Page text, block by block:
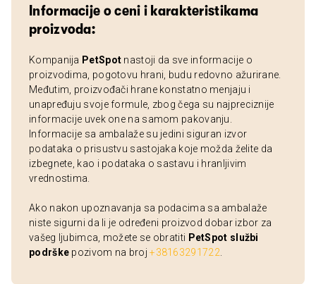
Informacije o ceni i karakteristikama
proizvoda:
Kompanija PetSpot nastoji da sve informacije o
proizvodima, pogotovu hrani, budu redovno ažurirane.
Međutim, proizvođači hrane konstatno menjaju i
unapređuju svoje formule, zbog čega su najpreciznije
informacije uvek one na samom pakovanju.
Informacije sa ambalaže su jedini siguran izvor
podataka o prisustvu sastojaka koje možda želite da
izbegnete, kao i podataka o sastavu i hranljivim
vrednostima.
Ako nakon upoznavanja sa podacima sa ambalaže
niste sigurni da li je određeni proizvod dobar izbor za
vašeg ljubimca, možete se obratiti PetSpot službi
podrške pozivom na broj+38163291722